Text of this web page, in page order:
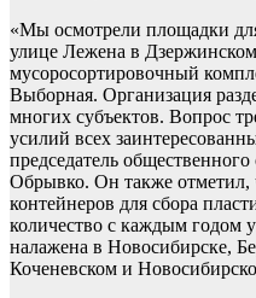
«Мы осмотрели площадки
улице Лежена в
мусоросортировочный
Выборная. Организация
многих субъектов. Вопрос
усилий всех
председатель
Обрывко. Он также отметил,
контейнеров для сбора
количество с каждым годом
налажена в Новосибирске,
Коченевском и